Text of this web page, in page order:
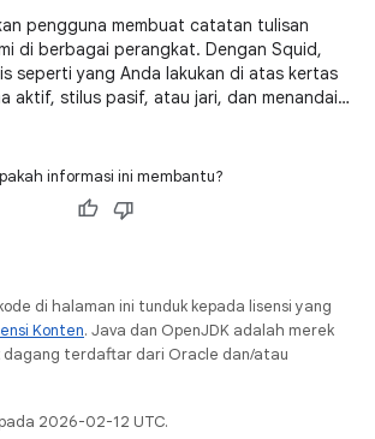
pengguna membuat catatan tulisan
di berbagai perangkat. Dengan Squid,
seperti yang Anda lakukan di atas kertas
aktif, stilus pasif, atau jari, dan menandai
informasi ini membantu?
di halaman ini tunduk kepada lisensi yang
Konten. Java dan OpenJDK adalah merek
dagang terdaftar dari Oracle dan/atau
2026-02-12 UTC.